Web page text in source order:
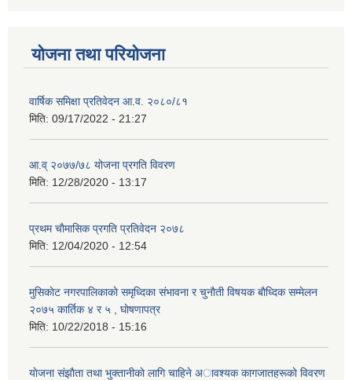
योजना तथा परियोजना
वार्षिक समिक्षा प्रतिवेदन आ.व. २०८०/८१
मिति: 09/17/2022 - 21:27
आ.व् २०७७/७८ योजना प्रगति विवरण
मिति: 12/28/2020 - 13:17
प्रथम चाैमासिक प्रगति प्रतिवेदन २०७८
मिति: 12/04/2020 - 12:54
मुसिकाेट नगरपालिकाकाे समृध्दिका संभावना र चुनाैती विषयक बाैध्दिक सम्मेलन
२०७५ कार्तिक ४ र ५ , घाेषणापत्र
मिति: 10/22/2018 - 15:16
याेजना संझाैता तथा भुक्तानीकाे लागि चाहिने अावश्यक कागजातहरूकाे विवरण